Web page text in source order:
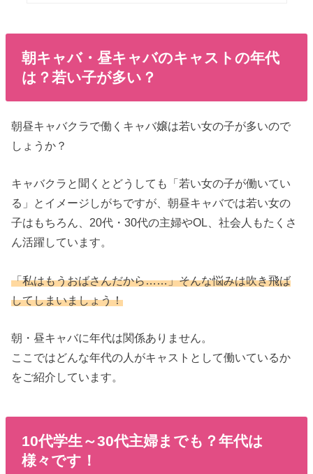
朝キャバ・昼キャバのキャストの年代
は？若い子が多い？
朝昼キャバクラで働くキャバ嬢は若い女の子が多いので
しょうか？
キャバクラと聞くとどうしても「若い女の子が働いてい
る」とイメージしがちですが、朝昼キャバでは若い女の
子はもちろん、20代・30代の主婦やOL、社会人もたくさ
ん活躍しています。
「私はもうおばさんだから……」そんな悩みは吹き飛ば
してしまいましょう！
朝・昼キャバに年代は関係ありません。
ここではどんな年代の人がキャストとして働いているか
をご紹介しています。
10代学生～30代主婦までも？年代は
様々です！